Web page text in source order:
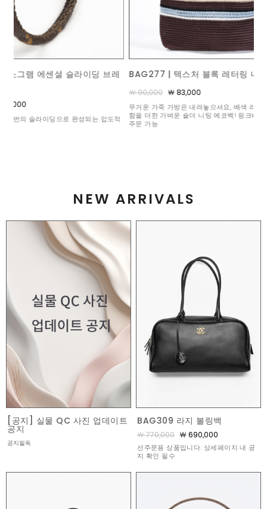
블록 레터링 니팅 숄더백
려놓으셔요, 배색 라이닝으로 화사
니팅 에코백! 핑크배색,블루배색
CD238 | 아일렛 레이스 트리옹페 카
￦ 103,000 ￦ 95,000
단추를 열면 산뜻한 썸머 가디건, 잠그면 품위 있
니트탑! 투웨이 코디력 만렙 아이템
NEW ARRIVALS
[공지] 실물 QC 사진 업데이트
공지
공지필독
BAG309 라지 볼링백
￦ 770,000 ￦ 690,000
선주문용 상품입니다. 상세페이지 내 공
지 확인 필수